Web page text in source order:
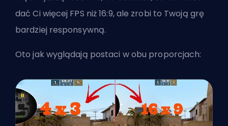
dać Ci więcej FPS niż 16:9, ale zrobi to Twoją grę
bardziej responsywną.
Oto jak wyglądają postaci w obu proporcjach: